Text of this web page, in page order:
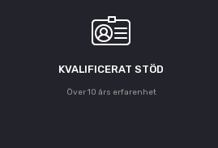
KVALIFICERAT STÖD
Över 10 års erfarenhet